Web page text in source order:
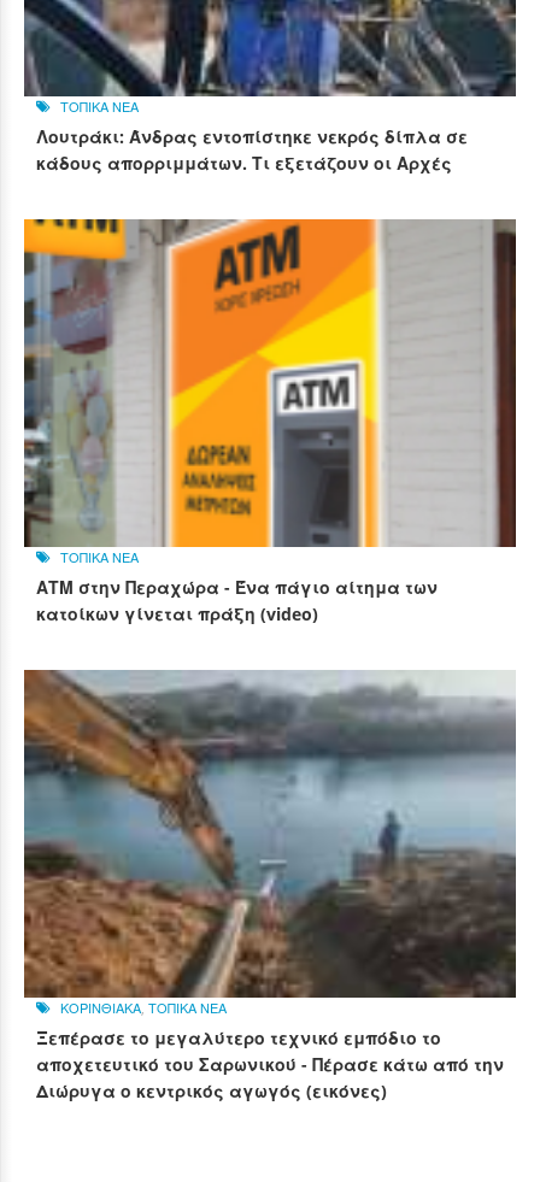
ΤΟΠΙΚΑ ΝΕΑ
Λουτράκι: Άνδρας εντοπίστηκε νεκρός δίπλα σε
κάδους απορριμμάτων. Τι εξετάζουν οι Αρχές
ΤΟΠΙΚΑ ΝΕΑ
ΑΤΜ στην Περαχώρα - Ένα πάγιο αίτημα των
κατοίκων γίνεται πράξη (video)
ΚΟΡΙΝΘΙΑΚΑ ΤΟΠΙΚΑ ΝΕΑ
Ξεπέρασε το μεγαλύτερο τεχνικό εμπόδιο το
αποχετευτικό του Σαρωνικού - Πέρασε κάτω από την
Διώρυγα ο κεντρικός αγωγός (εικόνες)